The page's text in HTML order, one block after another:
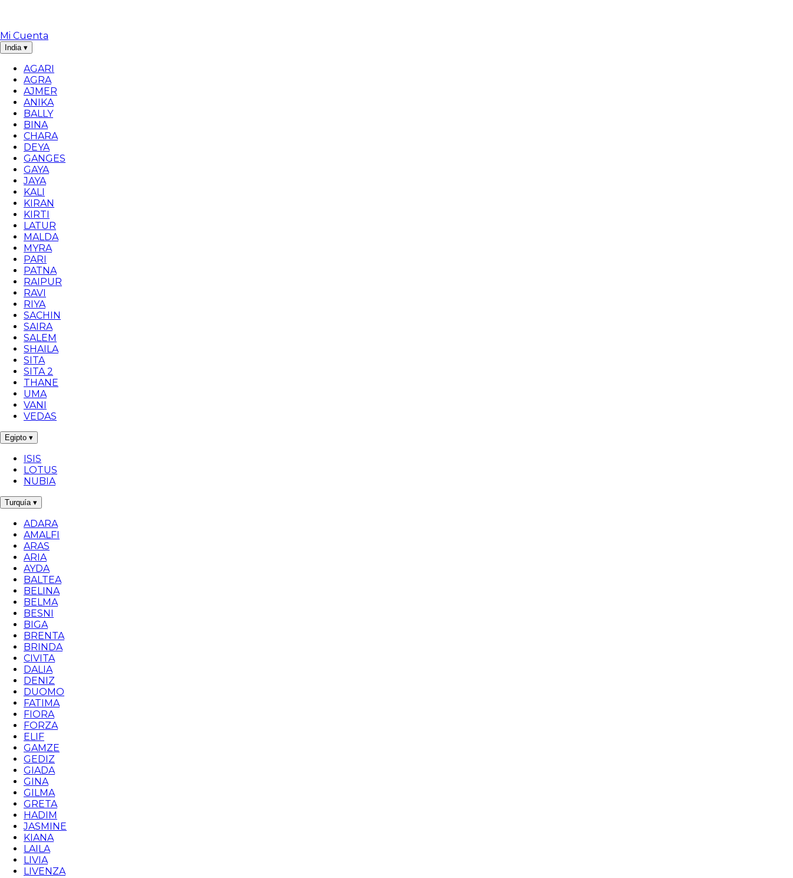
Mi Cuenta
India ▾
AGARI
AGRA
AJMER
ANIKA
BALLY
BINA
CHARA
DEYA
GANGES
GAYA
JAYA
KALI
KIRAN
KIRTI
LATUR
MALDA
MYRA
PARI
PATNA
RAIPUR
RAVI
RIYA
SACHIN
SAIRA
SALEM
SHAILA
SITA
SITA 2
THANE
UMA
VANI
VEDAS
Egipto ▾
ISIS
LOTUS
NUBIA
Turquía ▾
ADARA
AMALFI
ARAS
ARIA
AYDA
BALTEA
BELINA
BELMA
BESNI
BIGA
BRENTA
BRINDA
CIVITA
DALIA
DENIZ
DUOMO
FATIMA
FIORA
FORZA
ELIF
GAMZE
GEDIZ
GIADA
GINA
GILMA
GRETA
HADIM
JASMINE
KIANA
LAILA
LIVIA
LIVENZA